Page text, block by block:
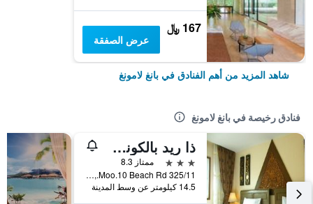
167 ﷼
عرض الصفقة
شاهد المزيد من أهم الفنادق في بانغ لامونغ
فنادق رخيصة في بانغ لامونغ
ذا ريد بالكوني إن
3 نجوم
ممتاز 8.3
325/11 Moo.10 Beach Rd., بانغ لامونغ, تايلاند
14.5 كيلومتر عن وسط المدينة